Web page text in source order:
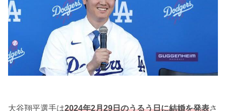
大谷翔平選手は2024年2月29日のうるう日に結婚を発表さ